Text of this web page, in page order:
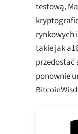
testową,
rynkowych
takie jak
przedostać
ponownie